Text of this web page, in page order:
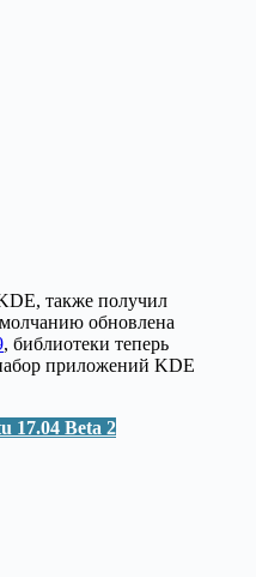
также получил
обновлена
, библиотеки теперь
приложений KDE
17.04 Beta 2